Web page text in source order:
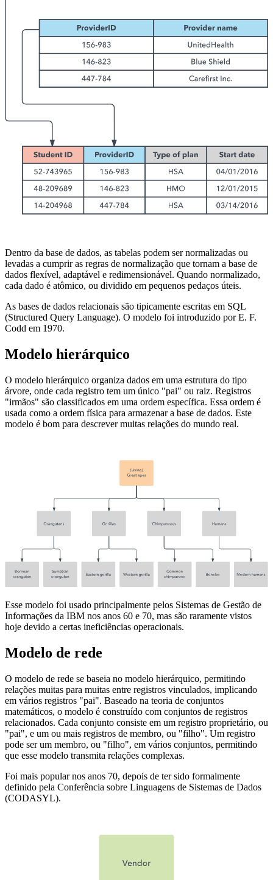
Dentro da base de dados, as tabelas podem ser normalizadas ou
levadas a cumprir as regras de normalização que tornam a base de
dados flexível, adaptável e redimensionável. Quando normalizado,
cada dado é atômico, ou dividido em pequenos pedaços úteis.
As bases de dados relacionais são tipicamente escritas em SQL
(Structured Query Language). O modelo foi introduzido por E. F.
Codd em 1970.
Modelo hierárquico
O modelo hierárquico organiza dados em uma estrutura do tipo
árvore, onde cada registro tem um único "pai" ou raiz. Registros
"irmãos" são classificados em uma ordem específica. Essa ordem é
usada como a ordem física para armazenar a base de dados. Este
modelo é bom para descrever muitas relações do mundo real.
Esse modelo foi usado principalmente pelos Sistemas de Gestão de
Informações da IBM nos anos 60 e 70, mas são raramente vistos
hoje devido a certas ineficiências operacionais.
Modelo de rede
O modelo de rede se baseia no modelo hierárquico, permitindo
relações muitas para muitas entre registros vinculados, implicando
em vários registros "pai". Baseado na teoria de conjuntos
matemáticos, o modelo é construído com conjuntos de registros
relacionados. Cada conjunto consiste em um registro proprietário, ou
"pai", e um ou mais registros de membro, ou "filho". Um registro
pode ser um membro, ou "filho", em vários conjuntos, permitindo
que esse modelo transmita relações complexas.
Foi mais popular nos anos 70, depois de ter sido formalmente
definido pela Conferência sobre Linguagens de Sistemas de Dados
(CODASYL).